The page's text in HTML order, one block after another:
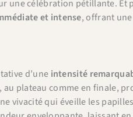
une célébration pétillante.
et intense, offrant
d’une intensité
au plateau comme en finale,
vivacité qui éveille les
Cafés Querry !